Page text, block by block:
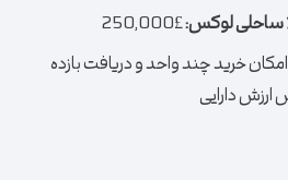
ساحلی لوکس:£250,000
خرید چند واحد و دریافت بازده
ارزش دارایی